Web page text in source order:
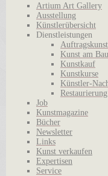
Artium Art Gallery
Ausstellung
Künstlerübersicht
Dienstleistungen
Auftragskunst
Kunst am Bau
Kunstkauf
Kunstkurse
Künstler-
Restaurierung
Job
Kunstmagazine
Bücher
Newsletter
Links
Kunst verkaufen
Expertisen
Service